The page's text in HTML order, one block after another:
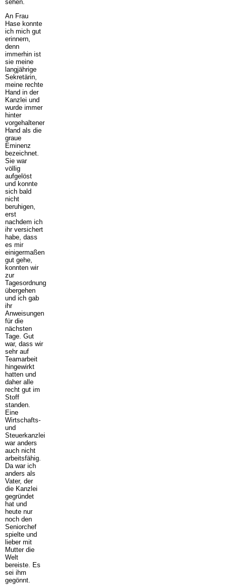
sehen.
An Frau
Hase konnte
ich mich gut
erinnern,
denn
immerhin ist
sie meine
langjährige
Sekretärin,
meine rechte
Hand in der
Kanzlei und
wurde immer
hinter
vorgehaltener
Hand als die
graue
Eminenz
bezeichnet.
Sie war
völlig
aufgelöst
und konnte
sich bald
nicht
beruhigen,
erst
nachdem ich
ihr versichert
habe, dass
es mir
einigermaßen
gut gehe,
konnten wir
zur
Tagesordnung
übergehen
und ich gab
ihr
Anweisungen
für die
nächsten
Tage. Gut
war, dass wir
sehr auf
Teamarbeit
hingewirkt
hatten und
daher alle
recht gut im
Stoff
standen.
Eine
Wirtschafts-
und
Steuerkanzlei
war anders
auch nicht
arbeitsfähig.
Da war ich
anders als
Vater, der
die Kanzlei
gegründet
hat und
heute nur
noch den
Seniorchef
spielte und
lieber mit
Mutter die
Welt
bereiste. Es
sei ihm
gegönnt.